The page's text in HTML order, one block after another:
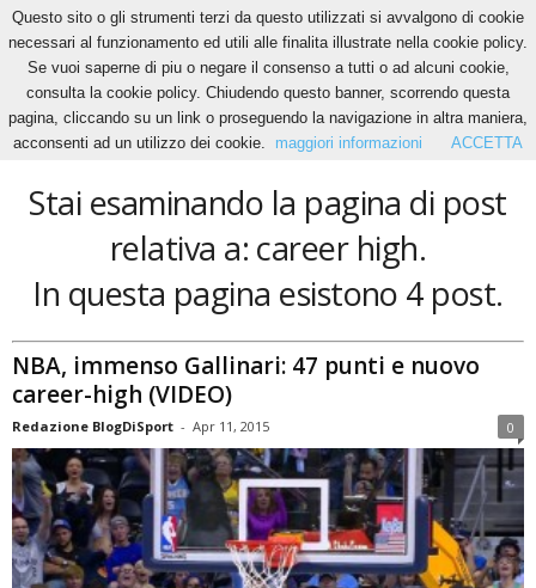
Home Tags Career high
career high
Stai esaminando la pagina di post
relativa a: career high.
In questa pagina esistono 4 post.
NBA, immenso Gallinari: 47 punti e nuovo
career-high (VIDEO)
Redazione BlogDiSport - Apr 11, 2015 0
Questo sito o gli strumenti terzi da questo utilizzati si avvalgono di cookie
necessari al funzionamento ed utili alle finalita illustrate nella cookie policy.
Se vuoi saperne di piu o negare il consenso a tutti o ad alcuni cookie,
consulta la cookie policy. Chiudendo questo banner, scorrendo questa
pagina, cliccando su un link o proseguendo la navigazione in altra maniera,
acconsenti ad un utilizzo dei cookie.
maggiori informazioni ACCETTA